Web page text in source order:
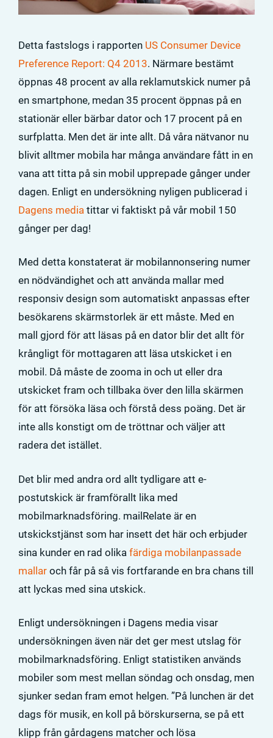
Detta fastslogs i rapporten US Consumer Device
Preference Report: Q4 2013. Närmare bestämt
öppnas 48 procent av alla reklamutskick numer på
en smartphone, medan 35 procent öppnas på en
stationär eller bärbar dator och 17 procent på en
surfplatta. Men det är inte allt. Då våra nätvanor nu
blivit alltmer mobila har många användare fått in en
vana att titta på sin mobil upprepade gånger under
dagen. Enligt en undersökning nyligen publicerad i
Dagens media tittar vi faktiskt på vår mobil 150
gånger per dag!
Med detta konstaterat är mobilannonsering numer
en nödvändighet och att använda mallar med
responsiv design som automatiskt anpassas efter
besökarens skärmstorlek är ett måste. Med en
mall gjord för att läsas på en dator blir det allt för
krångligt för mottagaren att läsa utskicket i en
mobil. Då måste de zooma in och ut eller dra
utskicket fram och tillbaka över den lilla skärmen
för att försöka läsa och förstå dess poäng. Det är
inte alls konstigt om de tröttnar och väljer att
radera det istället.
Det blir med andra ord allt tydligare att e-
postutskick är framförallt lika med
mobilmarknadsföring. mailRelate är en
utskickstjänst som har insett det här och erbjuder
sina kunder en rad olika färdiga mobilanpassade
mallar och får på så vis fortfarande en bra chans till
att lyckas med sina utskick.
Enligt undersökningen i Dagens media visar
undersökningen även när det ger mest utslag för
mobilmarknadsföring. Enligt statistiken används
mobiler som mest mellan söndag och onsdag, men
sjunker sedan fram emot helgen. ”På lunchen är det
dags för musik, en koll på börskurserna, se på ett
klipp från gårdagens matcher och lösa